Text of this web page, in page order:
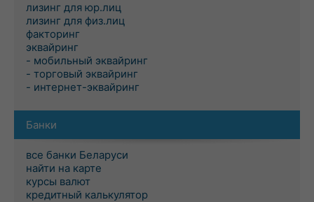
лизинг для юр.лиц
лизинг для физ.лиц
факторинг
эквайринг
- мобильный эквайринг
- торговый эквайринг
- интернет-эквайринг
Банки
все банки Беларуси
найти на карте
курсы валют
кредитный калькулятор